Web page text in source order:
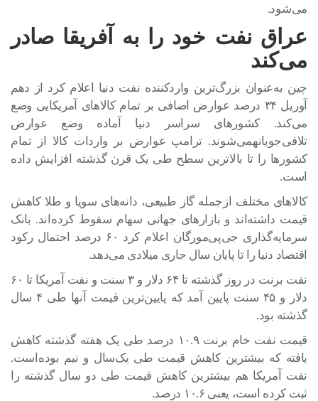
می‌شود.
عراق نفت خود را به آفریقا صادر
می‌کند
چین به‌عنوان بزرگ‌ترین واردکننده نفت دنیا اعلام کرد از دهم
آوریل ۳۴ درصد عوارض اضافی بر تمام کالاهای آمریکایی وضع
می‌کند. کشورهای سراسر دنیا آماده وضع عوارض
تلافی‌جویانهمی‌شوند. ترامپ عوارض بر واردات کالا از تمام
کشورها را تا بالاترین سطح طی یک قرن گذشته افزایش داده
است.
کالاهای مختلف ازجمله گاز طبیعی، دانه‌های سویا و طلا کاهش
قیمت داشته‌اند و بازارهای جهانی سهام سقوط کرده‌اند. بانک
سرمایه‌گذاری جی‌پی‌مورگان اعلام کرد ۶۰ درصد احتمال رکود
اقتصاد دنیا را تا پایان سال جاری میلادی می‌دهد.
نفت برنت در روز گذشته تا ۶۴ دلار و ۳ سنت و نفت آمریکا تا ۶۰
دلار و ۴۵ سنت پایین آمد که پایین‌ترین قیمت آنها طی ۴ سال
گذشته بود.
قیمت نفت خام برنت ۱۰.۹ درصد طی یک هفته گذشته کاهش
یافته که بیشترین کاهش قیمت طی یک‌سال و نیم بوده‌است.
نفت آمریکا هم بیشترین کاهش قیمت طی دو سال گذشته را
ثبت کرده است، یعنی ۱۰.۶ درصد.